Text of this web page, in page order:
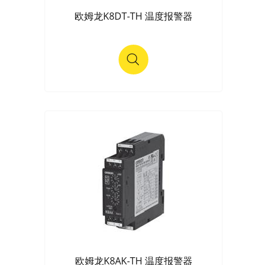
欧姆龙K8DT-TH 温度报警器
欧姆龙K8AK-TH 温度报警器